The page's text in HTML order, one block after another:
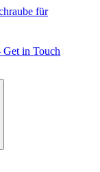
für
Get in Touch